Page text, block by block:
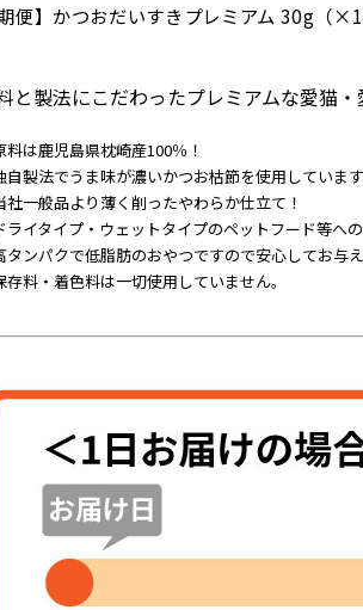
期便】かつおだいすきプレミアム 30g（
と製法にこだわったプレミアムな愛猫・
は鹿児島県枕崎産100％！
製法でうま味が濃いかつお枯節を使用しています
一般品より薄く削ったやわらか仕立て！
イタイプ・ウェットタイプのペットフード等へ
ンパクで低脂肪のおやつですので安心してお与え
料・着色料は一切使用していません。